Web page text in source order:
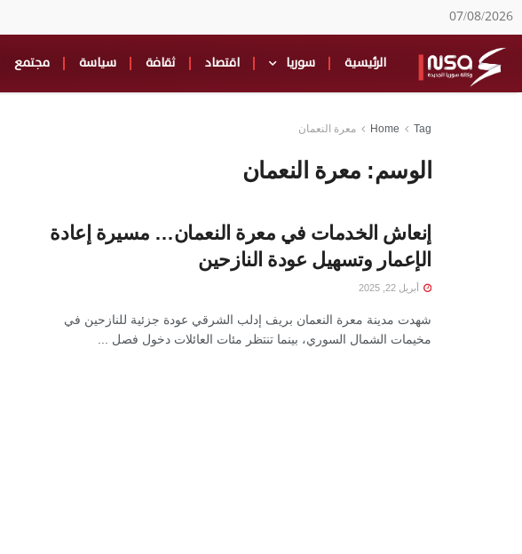
07/08/2026
الرئيسية سوريا اقتصاد ثقافة سياسة مجتمع
Home Tag معرة النعمان
الوسم: معرة النعمان
إنعاش الخدمات في معرة النعمان… مسيرة إعادة
الإعمار وتسهيل عودة النازحين
أبريل 22, 2025
شهدت مدينة معرة النعمان بريف إدلب الشرقي عودة جزئية للنازحين في
مخيمات الشمال السوري، بينما تنتظر مئات العائلات دخول فصل ...